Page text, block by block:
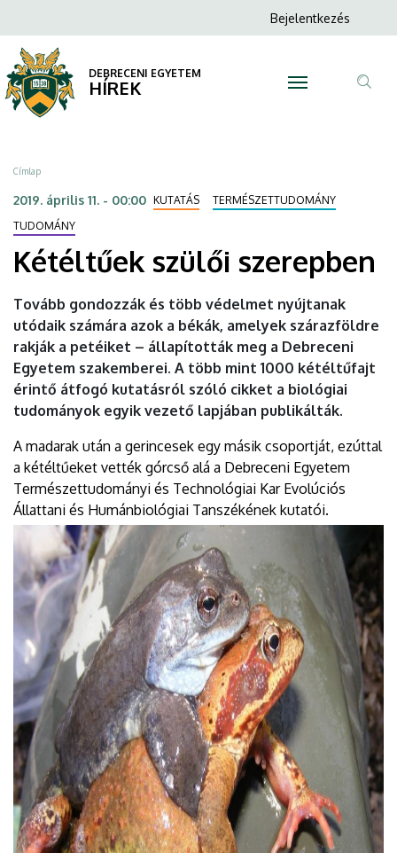
szülői
szerepben
DEBRECENI
EGYETEM
a
tartalomra
Anonim
menüje
Bejelentkezés
DEBRECENI EGYETEM
HÍREK
Morzsa
Címlap
2019. április 11. - 00:00 KUTATÁS
TERMÉSZETTUDOMÁNY
TUDOMÁNY
Kétéltűek szülői szerepben
Tovább gondozzák és több védelmet nyújtanak
utódaik számára azok a békák, amelyek szárazföldre
rakják a petéiket – állapították meg a Debreceni
Egyetem szakemberei. A több mint 1000 kétéltűfajt
érintő átfogó kutatásról szóló cikket a biológiai
tudományok egyik vezető lapjában publikálták.
A madarak után a gerincesek egy másik csoportját, ezúttal
a kétéltűeket vették górcső alá a Debreceni Egyetem
Természettudományi és Technológiai Kar Evolúciós
Állattani és Humánbiológiai Tanszékének kutatói.